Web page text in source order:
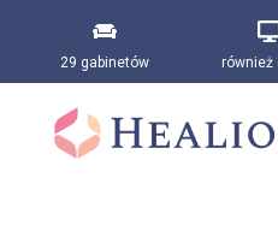
29 gabinetów również